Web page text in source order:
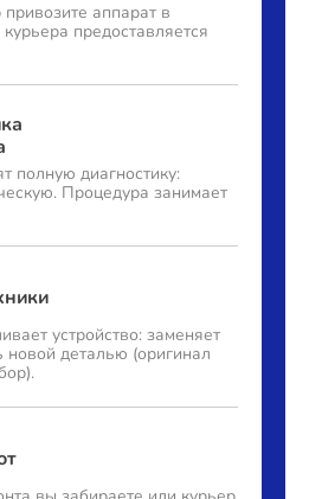
аппарат в
курьера предоставляется
полную диагностику:
Процедура занимает
устройство: заменяет
новой деталью (оригинал